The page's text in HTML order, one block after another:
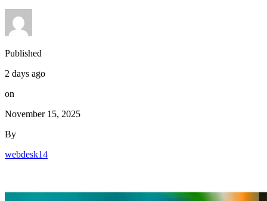
Published
2 days ago
on
November 15, 2025
By
webdesk14